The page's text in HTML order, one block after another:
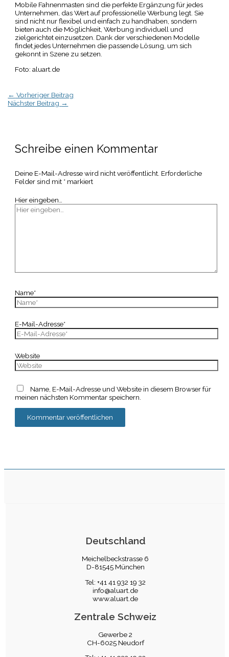
Mobile Fahnenmasten sind die perfekte Ergänzung für jedes
Unternehmen, das Wert auf professionelle Werbung legt. Sie
sind nicht nur flexibel und einfach zu handhaben, sondern
bieten auch die Möglichkeit, Werbung individuell und
zielgerichtet einzusetzen. Dank der verschiedenen Modelle
findet jedes Unternehmen die passende Lösung, um sich
gekonnt in Szene zu setzen.
Foto: aluart.de
← Vorheriger Beitrag
Nächster Beitrag →
Schreibe einen Kommentar
Deine E-Mail-Adresse wird nicht veröffentlicht. Erforderliche
Felder sind mit * markiert
Hier eingeben…
Name*
E-Mail-Adresse*
Website
Name, E-Mail-Adresse und Website in diesem Browser für
meinen nächsten Kommentar speichern.
Deutschland
Meichelbeckstrasse 6
D-81545 München
Tel: +41 41 932 19 32
info@aluart.de
www.aluart.de
Zentrale Schweiz
Gewerbe 2
CH-6025 Neudorf